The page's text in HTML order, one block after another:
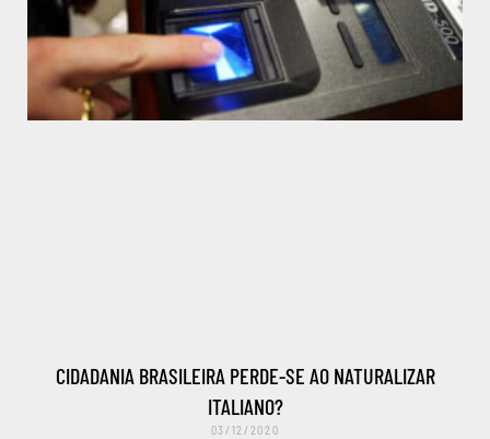
CIDADANIA BRASILEIRA PERDE-SE AO NATURALIZAR
ITALIANO?
03/12/2020